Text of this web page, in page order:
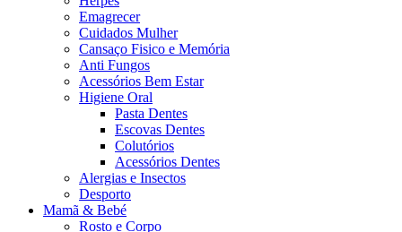
Emagrecer
Cuidados Mulher
Cansaço Fisico e Memória
Anti Fungos
Acessórios Bem Estar
Higiene Oral
Pasta Dentes
Escovas Dentes
Colutórios
Acessórios Dentes
Alergias e Insectos
Desporto
Mamã & Bebé
Rosto e Corpo